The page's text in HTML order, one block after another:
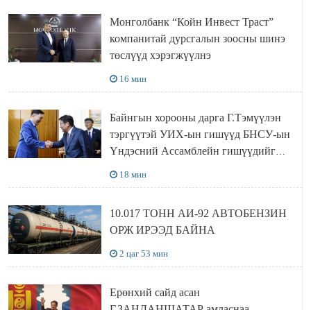
Монголбанк “Койн Инвест Траст”
компанитай дурсгалын зоосны шинэ
төслүүд хэрэгжүүлнэ
16 мин
Байнгын хорооны дарга Г.Тэмүүлэн
тэргүүтэй УИХ-ын гишүүд БНСУ-ын
Үндэсний Ассамблейн гишүүдийг
хүлээн авч уулзав
18 мин
10.017 ТОНН АИ-92 АВТОБЕНЗИН
ОРЖ ИРЭЭД БАЙНА
2 цаг 53 мин
Ерөнхий сайд асан